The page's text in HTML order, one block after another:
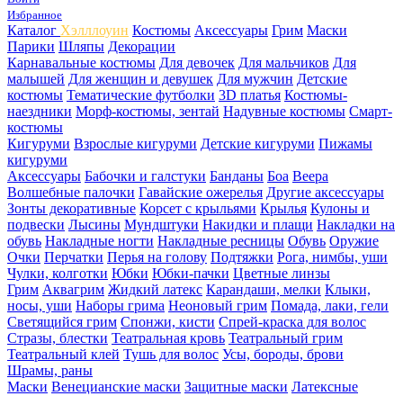
Избранное
Каталог Хэлллоуин Костюмы Аксессуары Грим Маски
Парики Шляпы Декорации
Карнавальные костюмы Для девочек Для мальчиков Для
малышей Для женщин и девушек Для мужчин Детские
костюмы Тематические футболки 3D платья Костюмы-
наездники Морф-костюмы, зентай Надувные костюмы Смарт-
костюмы
Кигуруми Взрослые кигуруми Детские кигуруми Пижамы
кигуруми
Аксессуары Бабочки и галстуки Банданы Боа Веера
Волшебные палочки Гавайские ожерелья Другие аксессуары
Зонты декоративные Корсет с крыльями Крылья Кулоны и
подвески Лысины Мундштуки Накидки и плащи Накладки на
обувь Накладные ногти Накладные ресницы Обувь Оружие
Очки Перчатки Перья на голову Подтяжки Рога, нимбы, уши
Чулки, колготки Юбки Юбки-пачки Цветные линзы
Грим Аквагрим Жидкий латекс Карандаши, мелки Клыки,
носы, уши Наборы грима Неоновый грим Помада, лаки, гели
Светящийся грим Спонжи, кисти Спрей-краска для волос
Стразы, блестки Театральная кровь Театральный грим
Театральный клей Тушь для волос Усы, бороды, брови
Шрамы, раны
Маски Венецианские маски Защитные маски Латексные